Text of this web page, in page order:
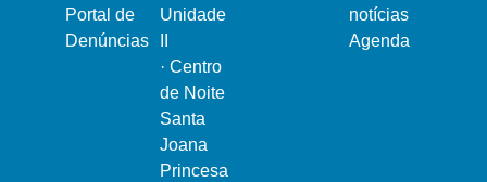
Portal de
Denúncias
Unidade
· Centro
de Noite
Santa
Joana
Princesa
notícias
Agenda